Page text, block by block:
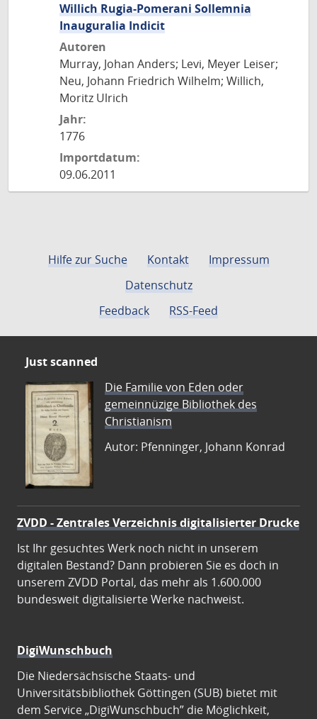
Willich Rugia-Pomerani Sollemnia
Inauguralia Indicit
Autoren
Murray, Johan Anders; Levi, Meyer Leiser;
Neu, Johann Friedrich Wilhelm; Willich,
Moritz Ulrich
Jahr:
1776
Importdatum:
09.06.2011
Hilfe zur Suche Kontakt
Impressum
Datenschutz
Feedback
RSS-Feed
Just scanned
Die Familie von Eden oder
gemeinnüzige Bibliothek des
Christianism
Autor: Pfenninger, Johann Konrad
ZVDD - Zentrales Verzeichnis digitalisierter Drucke
Ist Ihr gesuchtes Werk noch nicht in unserem
digitalen Bestand? Dann probieren Sie es doch in
unserem ZVDD Portal, das mehr als 1.600.000
bundesweit digitalisierte Werke nachweist.
DigiWunschbuch
Die Niedersächsische Staats- und
Universitätsbibliothek Göttingen (SUB) bietet mit
dem Service „DigiWunschbuch” die Möglichkeit,